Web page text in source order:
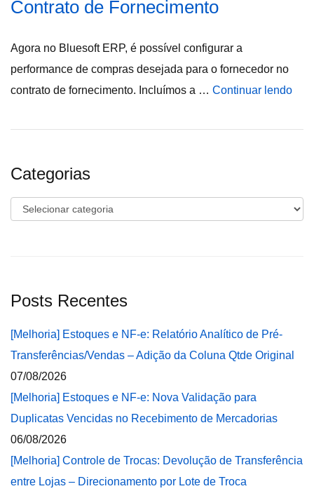
Contrato de Fornecimento
Agora no Bluesoft ERP, é possível configurar a
performance de compras desejada para o fornecedor no
contrato de fornecimento. Incluímos a … Continuar lendo
Categorias
Categorias
Posts Recentes
[Melhoria] Estoques e NF-e: Relatório Analítico de Pré-
Transferências/Vendas – Adição da Coluna Qtde Original
07/08/2026
[Melhoria] Estoques e NF-e: Nova Validação para
Duplicatas Vencidas no Recebimento de Mercadorias
06/08/2026
[Melhoria] Controle de Trocas: Devolução de Transferência
entre Lojas – Direcionamento por Lote de Troca